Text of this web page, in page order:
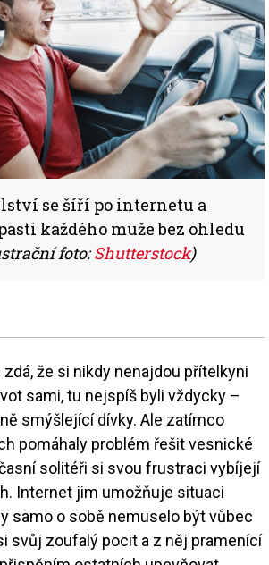
se šíří po internetu a
každého muže bez ohledu
foto:Shutterstock)
že si nikdy nenajdou přítelkyni
sami, tu nejspíš byli vždycky –
smýšlející dívky. Ale zatímco
pomáhaly problém řešit vesnické
solitéři si svou frustraci vybíjejí
Internet jim umožňuje situaci
samo o sobě nemuselo být vůbec
svůj zoufalý pocit a z něj pramenící